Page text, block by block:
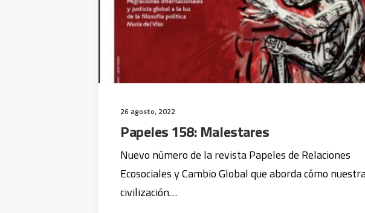
26 agosto, 2022
Papeles 158: Malestares
Nuevo número de la revista Papeles de Relaciones
Ecosociales y Cambio Global que aborda cómo
civilización…